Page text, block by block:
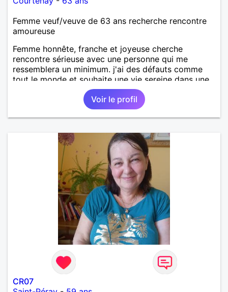
Femme veuf/veuve de 63 ans recherche rencontre
amoureuse
Femme honnête, franche et joyeuse cherche
rencontre sérieuse avec une personne qui me
ressemblera un minimum. j'ai des défauts comme
tout le monde et souhaite une vie sereine dans une
relation sur du long terme.
Voir le profil
CR07